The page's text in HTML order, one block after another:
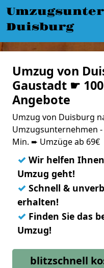
Duisburg
Umzug von
Gaustadt ☛
Angebote
Umzug von Duisburg
Umzugsunternehmen
Min. ➨ Umzüge ab 69€
✓ Wir helfen
Umzug geht!
✓ Schnell &
erhalten!
✓ Finden Sie das
Umzug!
blitzschnell